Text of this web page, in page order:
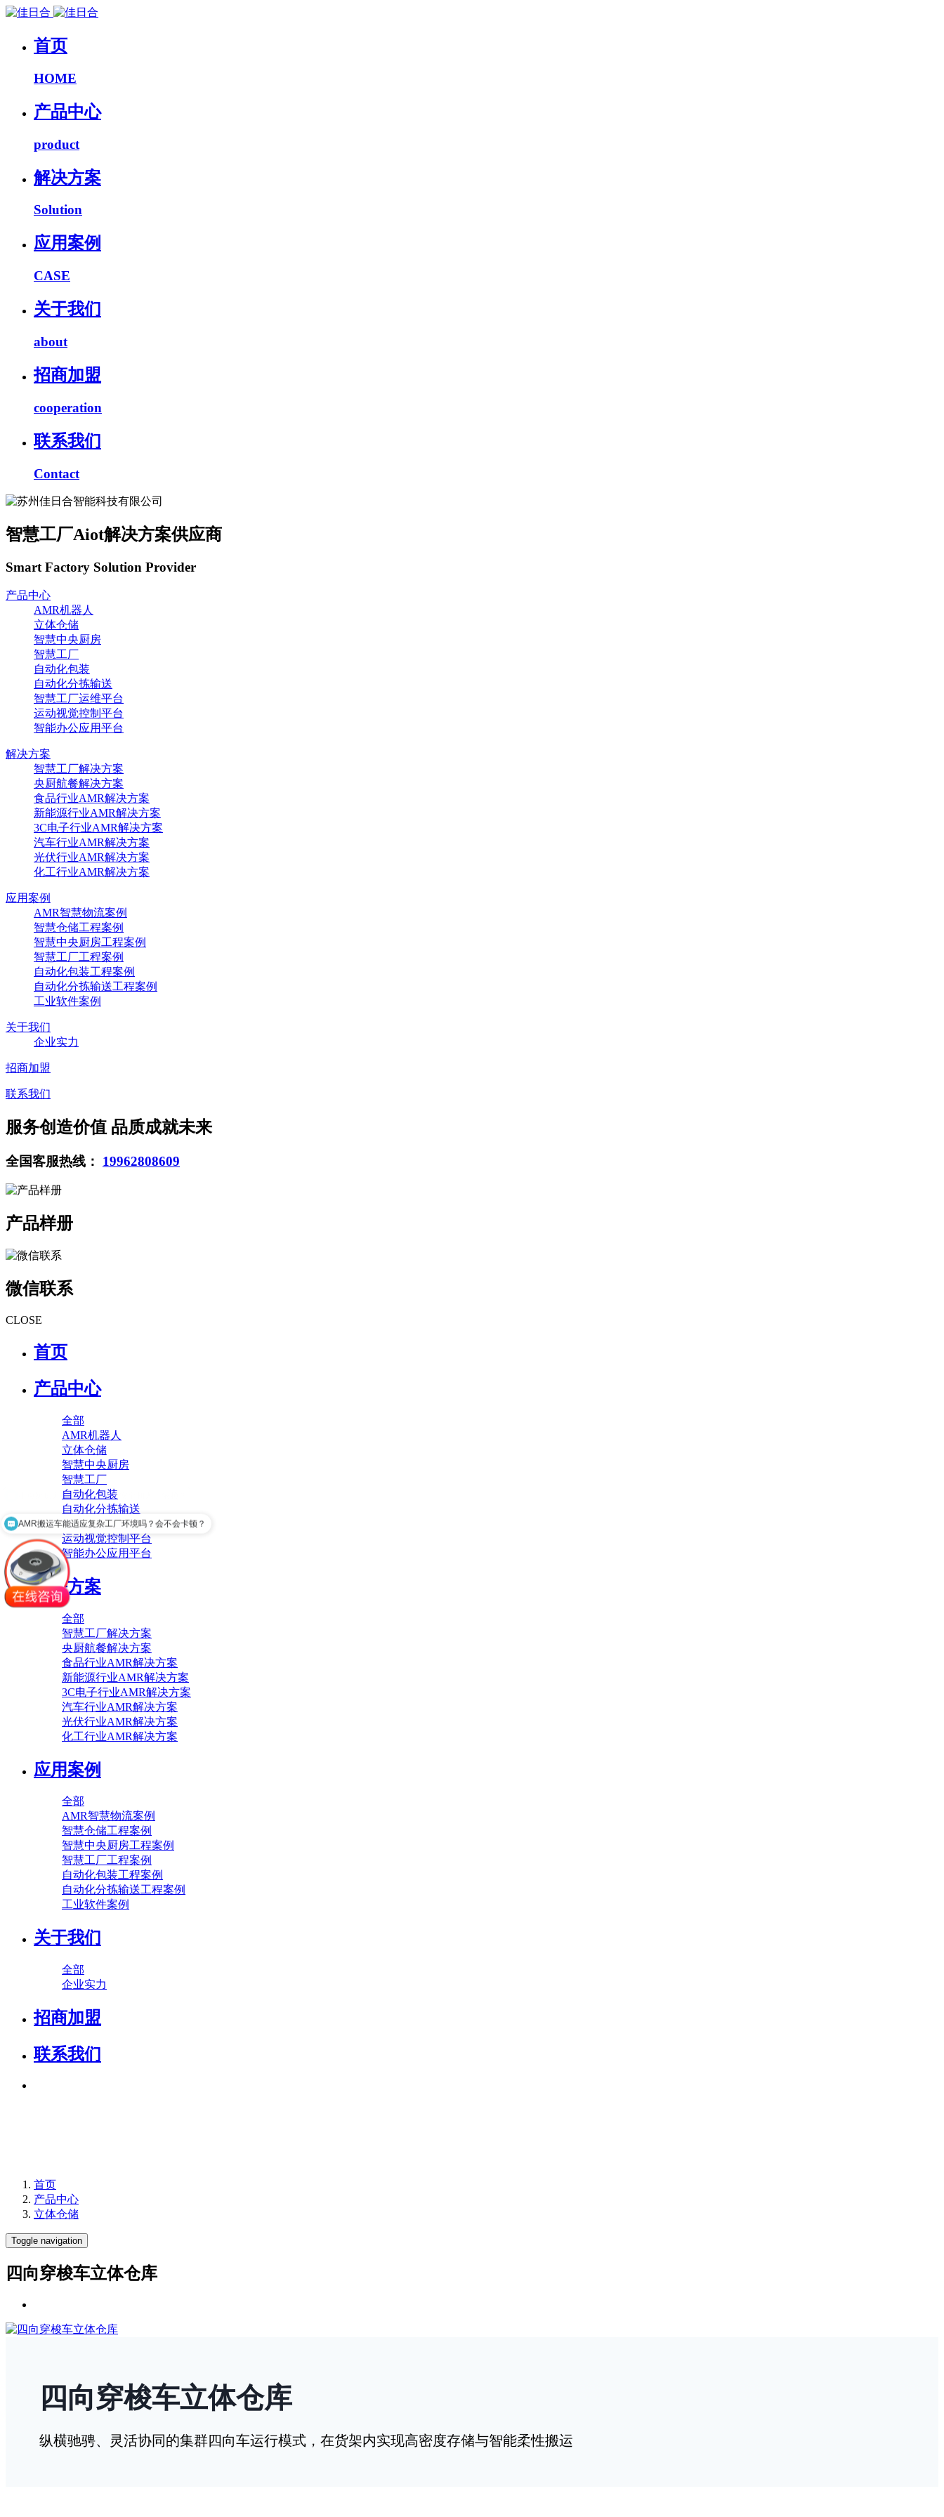
首页
HOME
产品中心
product
解决方案
Solution
应用案例
CASE
关于我们
about
招商加盟
cooperation
联系我们
Contact
智慧工厂Aiot解决方案供应商
Smart Factory Solution Provider
产品中心
AMR机器人
立体仓储
智慧中央厨房
智慧工厂
自动化包装
自动化分拣输送
智慧工厂运维平台
运动视觉控制平台
智能办公应用平台
解决方案
智慧工厂解决方案
央厨航餐解决方案
食品行业AMR解决方案
新能源行业AMR解决方案
3C电子行业AMR解决方案
汽车行业AMR解决方案
光伏行业AMR解决方案
化工行业AMR解决方案
应用案例
AMR智慧物流案例
智慧仓储工程案例
智慧中央厨房工程案例
智慧工厂工程案例
自动化包装工程案例
自动化分拣输送工程案例
工业软件案例
关于我们
企业实力
招商加盟
联系我们
服务创造价值 品质成就未来
全国客服热线： 19962808609
产品样册
微信联系
CLOSE
首页
产品中心
全部
AMR机器人
立体仓储
智慧中央厨房
智慧工厂
自动化包装
自动化分拣输送
智慧工厂运维平台
运动视觉控制平台
智能办公应用平台
解决方案
全部
智慧工厂解决方案
央厨航餐解决方案
食品行业AMR解决方案
新能源行业AMR解决方案
3C电子行业AMR解决方案
汽车行业AMR解决方案
光伏行业AMR解决方案
化工行业AMR解决方案
应用案例
全部
AMR智慧物流案例
智慧仓储工程案例
智慧中央厨房工程案例
智慧工厂工程案例
自动化包装工程案例
自动化分拣输送工程案例
工业软件案例
关于我们
全部
企业实力
招商加盟
联系我们
首页
产品中心
立体仓储
Toggle navigation
四向穿梭车立体仓库
四向穿梭车立体仓库
纵横驰骋、灵活协同的集群四向车运行模式，在货架内实现高密度存储与智能柔性搬运
AMR搬运车能适应复杂工厂环境吗？会不会卡顿？